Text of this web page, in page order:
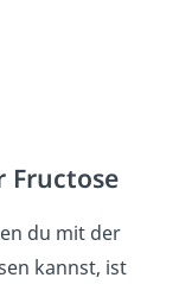
Fructose
du mit der
kannst, ist